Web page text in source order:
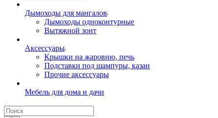
Дымоходы для мангалов
Дымоходы одноконтурные
Вытяжной зонт
Аксессуары
Крышки на жаровню, печь
Подставки под шампуры, казан
Прочие аксессуары
Мебель для дома и дачи